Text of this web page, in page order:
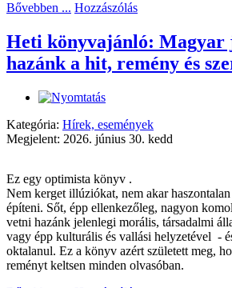
Bővebben ... Hozzászólás
Heti könyvajánló: Magyar
hazánk a hit, remény és
Kategória: Hírek, események
Megjelent: 2026. június 30. kedd
Ez egy optimista könyv .
Nem kerget illúziókat, nem akar
építeni. Sőt, épp ellenkezőleg, nagyon
vetni hazánk jelenlegi morális, társadalmi
vagy épp kulturális és vallási helyzetével -
oktalanul. Ez a könyv azért született meg,
reményt keltsen minden olvasóban.